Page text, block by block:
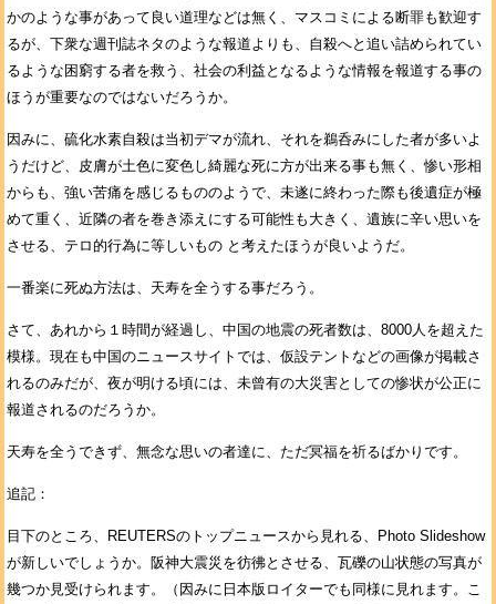
かのような事があって良い道理などは無く、マスコミによる断罪も歓迎す
るが、下衆な週刊誌ネタのような報道よりも、自殺へと追い詰められてい
るような困窮する者を救う、社会の利益となるような情報を報道する事の
ほうが重要なのではないだろうか。
因みに、硫化水素自殺は当初デマが流れ、それを鵜呑みにした者が多いよ
うだけど、皮膚が土色に変色し綺麗な死に方が出来る事も無く、惨い形相
からも、強い苦痛を感じるもののようで、未遂に終わった際も後遺症が極
めて重く、近隣の者を巻き添えにする可能性も大きく、遺族に辛い思いを
させる、テロ的行為に等しいもの と考えたほうが良いようだ。
一番楽に死ぬ方法は、天寿を全うする事だろう。
さて、あれから１時間が経過し、中国の地震の死者数は、8000人を超えた
模様。現在も中国のニュースサイトでは、仮設テントなどの画像が掲載さ
れるのみだが、夜が明ける頃には、未曾有の大災害としての惨状が公正に
報道されるのだろうか。
天寿を全うできず、無念な思いの者達に、ただ冥福を祈るばかりです。
追記：
目下のところ、REUTERSのトップニュースから見れる、Photo Slideshow
が新しいでしょうか。阪神大震災を彷彿とさせる、瓦礫の山状態の写真が
幾つか見受けられます。（因みに日本版ロイターでも同様に見れます。こ